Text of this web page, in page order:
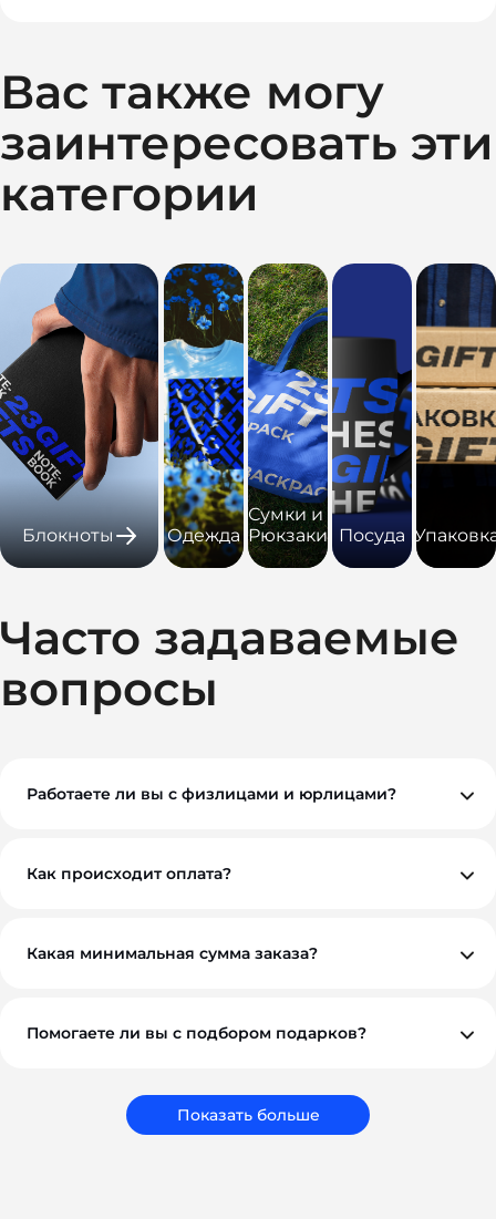
Вас также могу
заинтересовать эти
категории
Блокноты Одежда
Сумки и
Рюкзаки Посуда
Часто задаваемые
вопросы
Работаете ли вы с физлицами и юрлицами?
Как происходит оплата?
обсудим индивидуально. Для оптовых и
корпоративных клиентов возможны гибкие условия.
Какая минимальная сумма заказа?
Помогаете ли вы с подбором подарков?
сувениры, а решения, которые работают на ваш
Показать больше